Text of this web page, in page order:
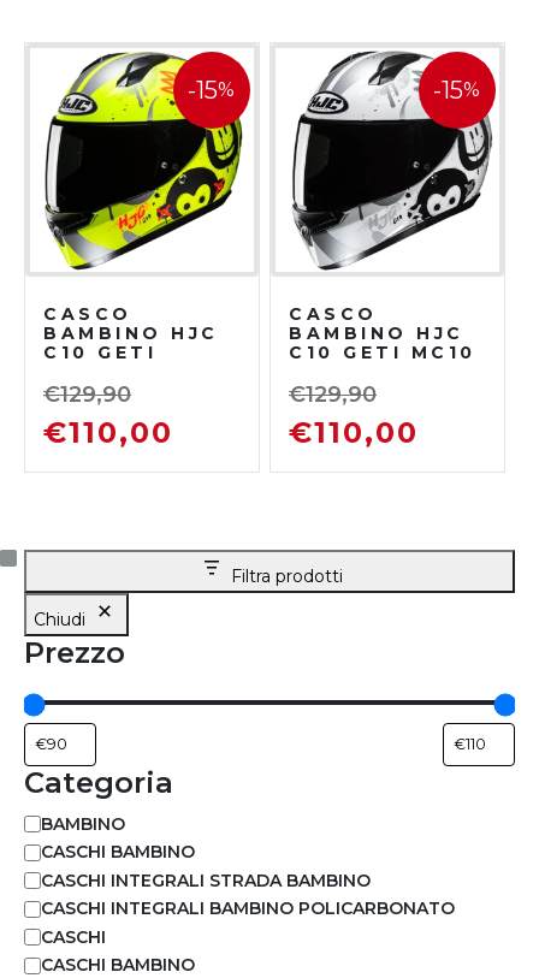
-15%
CASCO
BAMBINO HJC
C10 GETI
€129,90
€110,00
-15%
CASCO
BAMBINO HJC
C10 GETI MC10
€129,90
€110,00
Filtra prodotti
Chiudi
Prezzo
Categoria
BAMBINO
CASCHI BAMBINO
CASCHI INTEGRALI STRADA BAMBINO
CASCHI INTEGRALI BAMBINO POLICARBONATO
CASCHI
CASCHI BAMBINO